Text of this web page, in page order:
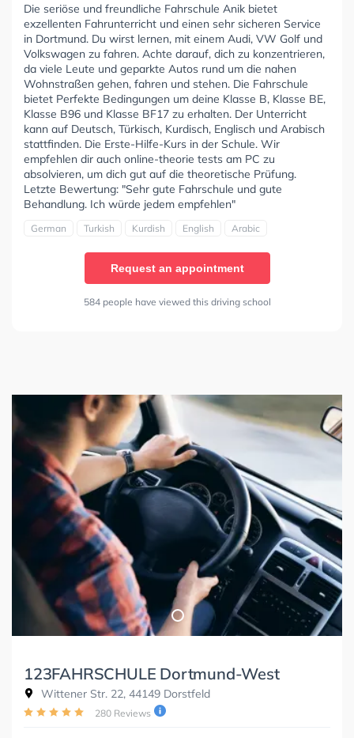
Die seriöse und freundliche Fahrschule Anik bietet
exzellenten Fahrunterricht und einen sehr sicheren Service
in Dortmund. Du wirst lernen, mit einem Audi, VW Golf und
Volkswagen zu fahren. Achte darauf, dich zu konzentrieren,
da viele Leute und geparkte Autos rund um die nahen
Wohnstraßen gehen, fahren und stehen. Die Fahrschule
bietet Perfekte Bedingungen um deine Klasse B, Klasse BE,
Klasse B96 und Klasse BF17 zu erhalten. Der Unterricht
kann auf Deutsch, Türkisch, Kurdisch, Englisch und Arabisch
stattfinden. Die Erste-Hilfe-Kurs in der Schule. Wir
empfehlen dir auch online-theorie tests am PC zu
absolvieren, um dich gut auf die theoretische Prüfung.
Letzte Bewertung: "Sehr gute Fahrschule und gute
Behandlung. Ich würde jedem empfehlen"
German Turkish Kurdish English Arabic
Request an appointment
584 people have viewed this driving school
123FAHRSCHULE Dortmund-West
Wittener Str. 22, 44149 Dorstfeld
280 Reviews